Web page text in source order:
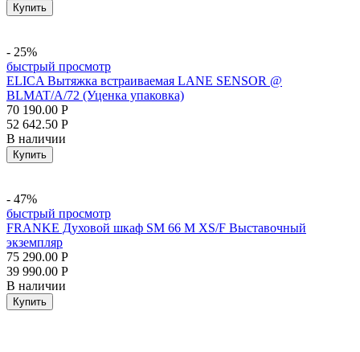
Купить
- 25%
быстрый просмотр
ELICA Вытяжка встраиваемая LANE SENSOR @
BLMAT/A/72 (Уценка упаковка)
70 190.00 Р
52 642.50 Р
В наличии
Купить
- 47%
быстрый просмотр
FRANKE Духовой шкаф SM 66 M XS/F Выставочный
экземпляр
75 290.00 Р
39 990.00 Р
В наличии
Купить